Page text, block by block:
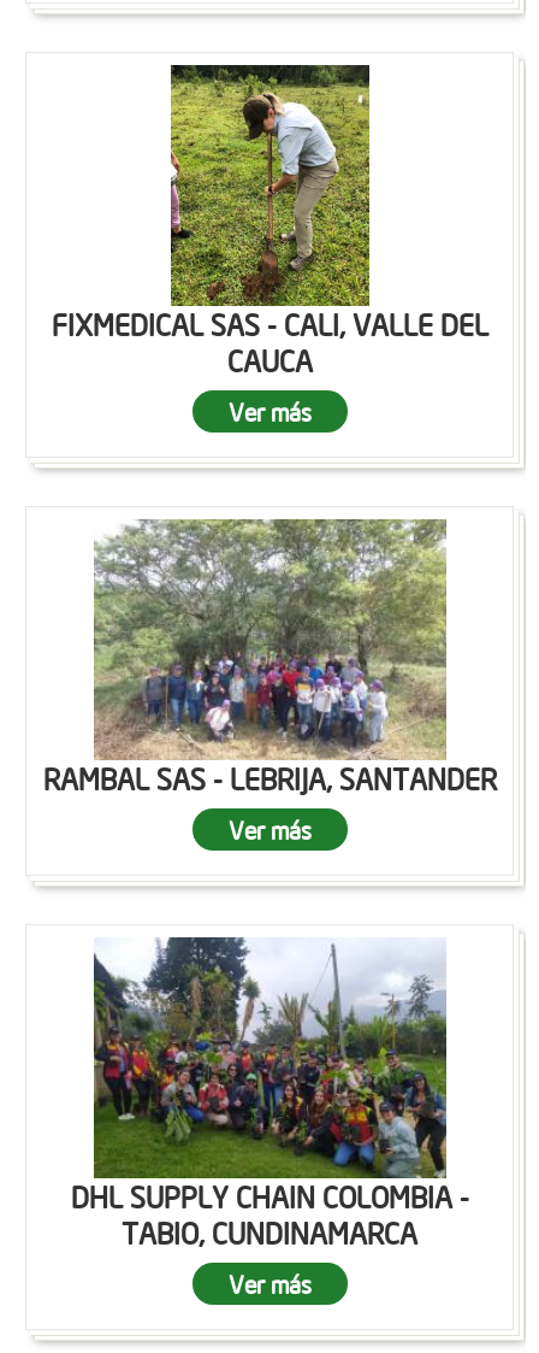
FIXMEDICAL SAS - CALI, VALLE DEL
CAUCA
Ver más
RAMBAL SAS - LEBRIJA, SANTANDER
Ver más
DHL SUPPLY CHAIN COLOMBIA -
TABIO, CUNDINAMARCA
Ver más